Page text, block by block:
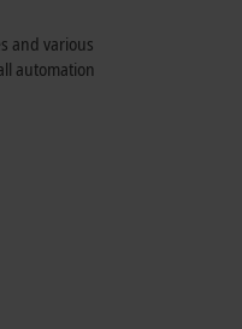
and various
automation